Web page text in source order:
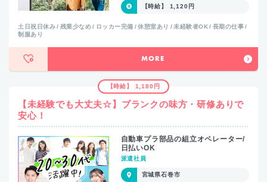
【時給】 1,120円
土日祝日休み 残業少なめ ロッカー完備 休憩室あり 未経験者OK
長期の仕事
制服あり
MORE
【時給】 1,180円
【未経験でも大丈夫☆】ブランクの味方・研修ありで
安心！
自動車プラ部品の組立オペレーター/
日払いOK
派遣社員
宮城県石巻市